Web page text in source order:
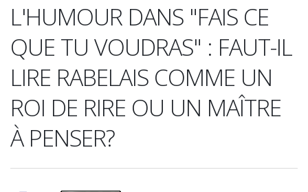
L'HUMOUR DANS "FAIS CE
QUE TU VOUDRAS" : FAUT-IL
LIRE RABELAIS COMME UN
ROI DE RIRE OU UN MAÎTRE
À PENSER?